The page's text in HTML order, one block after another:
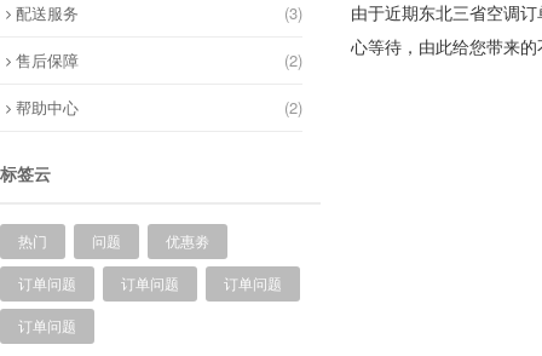
配送服务 (3)
售后保障 (2)
帮助中心 (2)
标签云
热门 问题 优惠劵
订单问题 订单问题 订单问题
订单问题
由于近期东北三省空调
心等待，由此给您带来